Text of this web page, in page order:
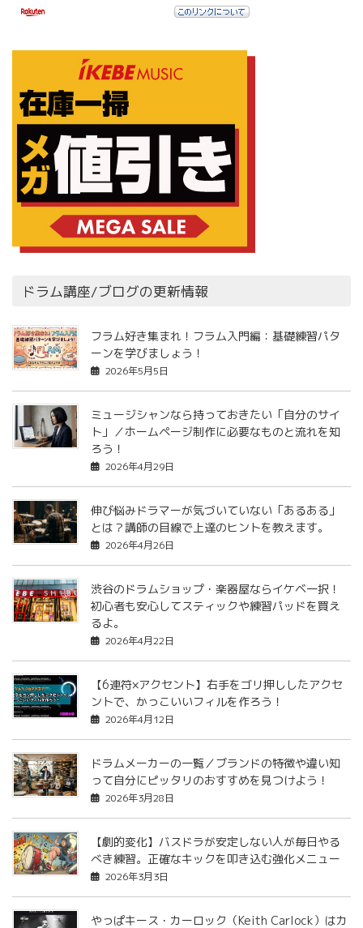
ドラム講座/ブログの更新情報
フラム好き集まれ！フラム入門編：基礎練習パタ
ーンを学びましょう！
2026年5月5日
ミュージシャンなら持っておきたい「自分のサイ
ト」／ホームページ制作に必要なものと流れを知
ろう！
2026年4月29日
伸び悩みドラマーが気づいていない「あるある」
とは？講師の目線で上達のヒントを教えます。
2026年4月26日
渋谷のドラムショップ・楽器屋ならイケベ一択！
初心者も安心してスティックや練習パッドを買え
るよ。
2026年4月22日
【6連符×アクセント】右手をゴリ押ししたアクセ
ントで、かっこいいフィルを作ろう！
2026年4月12日
ドラムメーカーの一覧／ブランドの特徴や違い知
って自分にピッタリのおすすめを見つけよう！
2026年3月28日
【劇的変化】バスドラが安定しない人が毎日やる
べき練習。正確なキックを叩き込む強化メニュー
2026年3月3日
やっぱキース・カーロック（Keith Carlock）はカ